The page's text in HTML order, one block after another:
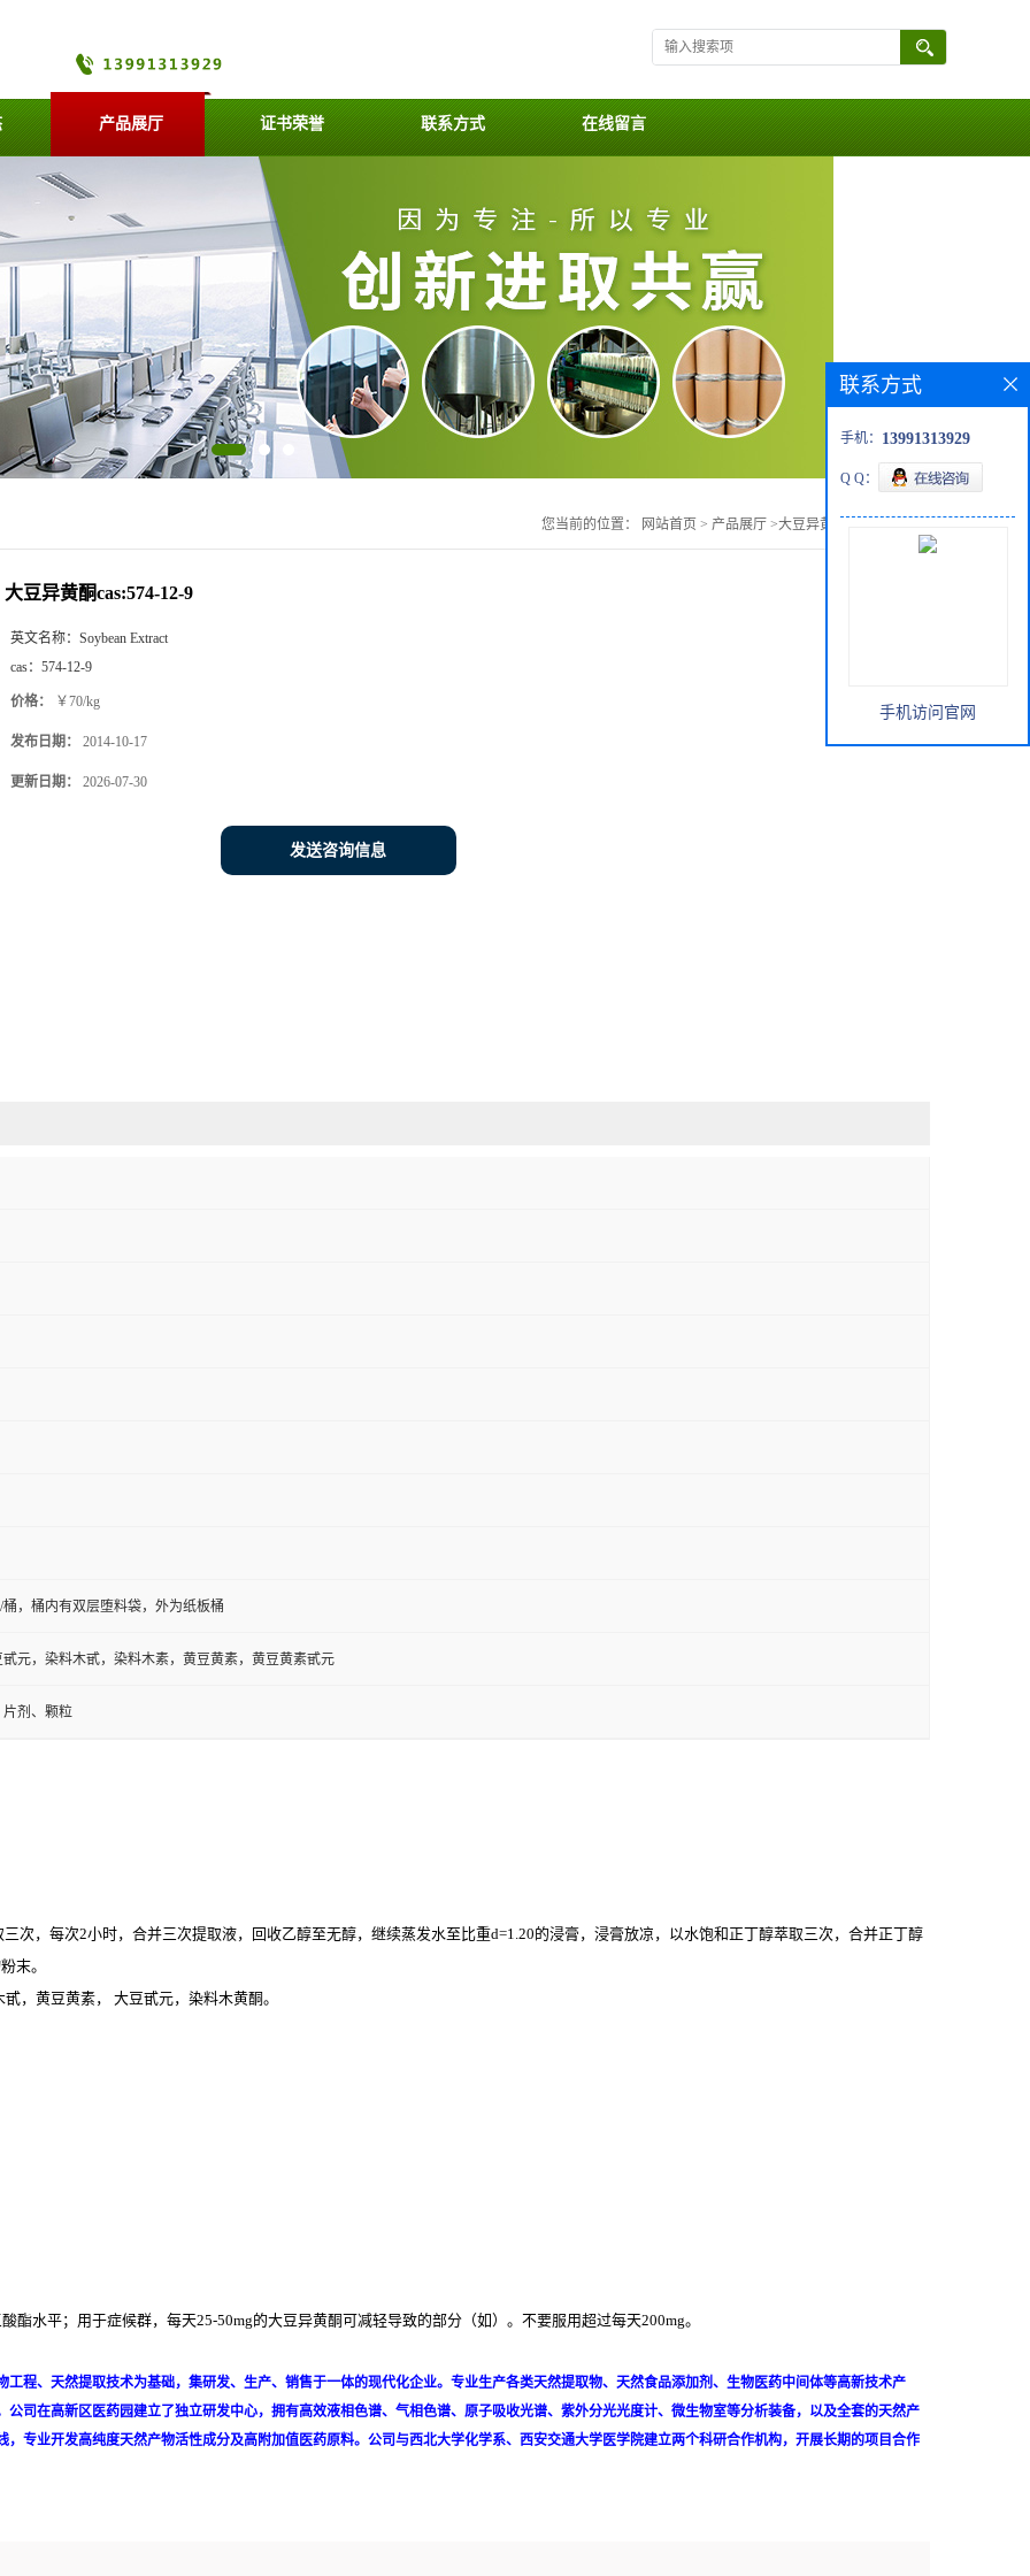
产品展厅 证书荣誉 联系方式 在线留言
您当前的位置： 网站首页 > 产品展厅 >大豆异黄酮cas:574-12-9
大豆异黄酮cas:574-12-9
英文名称： Soybean Extract
cas： 574-12-9
价格： ￥70/kg
发布日期： 2014-10-17
更新日期： 2026-07-30
发送咨询信息
桶，桶内有双层堕料袋，外为纸板桶
元，染料木甙，染料木素，黄豆黄素，黄豆黄素甙元
剂、颗粒
次，每次2小时，合并三次提取液，回收乙醇至无醇，继续蒸发水至比重d=1.20的浸膏，浸膏放凉，以水饱和正丁醇萃取三次，合并正丁醇
末。
，黄豆黄素， 大豆甙元，染料木黄酮。
酯水平；用于症候群，每天25-50mg的大豆异黄酮可减轻导致的部分（如）。不要服用超过每天200mg。
程、天然提取技术为基础，集研发、生产、销售于一体的现代化企业。专业生产各类天然提取物、天然食品添加剂、生物医药中间体等高新技术产
司在高新区医药园建立了独立研发中心，拥有高效液相色谱、气相色谱、原子吸收光谱、紫外分光光度计、微生物室等分析装备，以及全套的天然产
专业开发高纯度天然产物活性成分及高附加值医药原料。公司与西北大学化学系、西安交通大学医学院建立两个科研合作机构，开展长期的项目合作
联系方式
手机： 13991313929
Q Q：
手机访问官网